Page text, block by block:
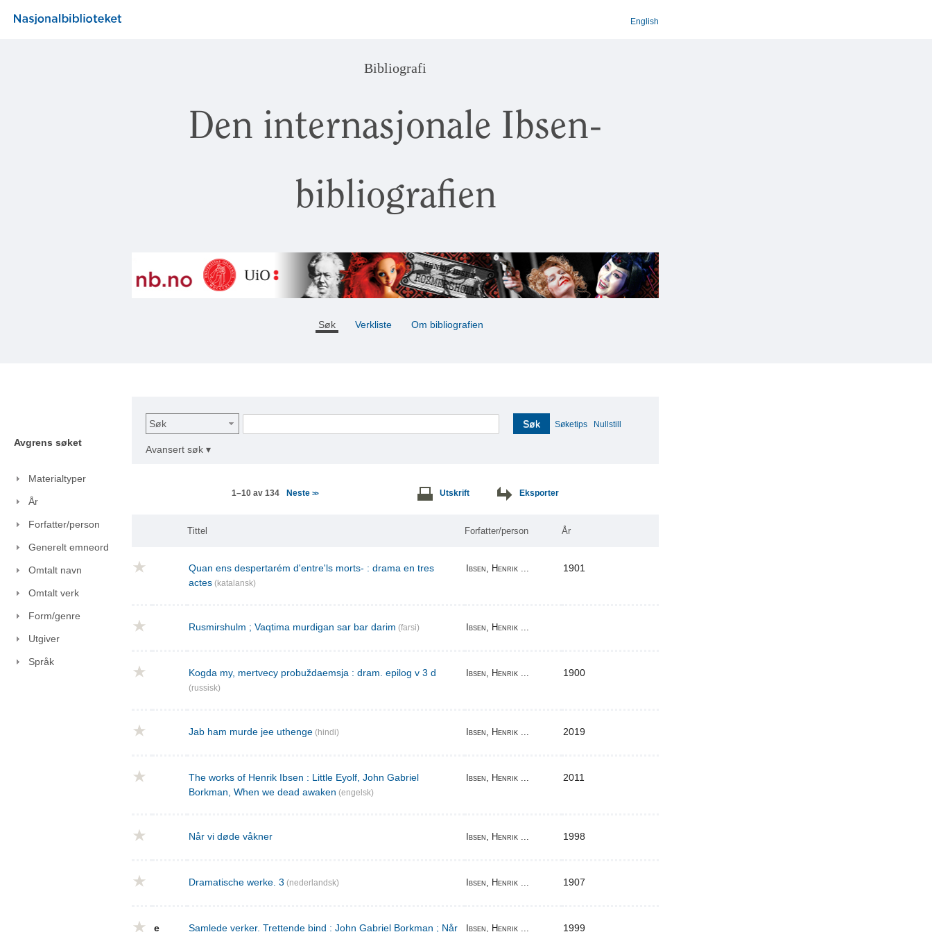
English
Bibliografi
Den internasjonale Ibsen-
bibliografien
Søk Verkliste Om bibliografien
Avgrens søket
Materialtyper
År
Forfatter/person
Generelt emneord
Omtalt navn
Omtalt verk
Form/genre
Utgiver
Språk
Søk Søk Søketips Nullstill
Avansert søk ▾
1–10 av 134 Neste >> Utskrift Eksporter
Tittel Forfatter/person År
Quan ens despertarém d'entre'ls morts- : drama en tres
actes (katalansk)
Ibsen, Henrik ... 1901
Rusmirshulm ; Vaqtima murdigan sar bar darim (farsi) Ibsen, Henrik ...
Kogda my, mertvecy probuždaemsja : dram. epilog v 3 d
(russisk)
Ibsen, Henrik ... 1900
Jab ham murde jee uthenge (hindi) Ibsen, Henrik ... 2019
The works of Henrik Ibsen : Little Eyolf, John Gabriel
Borkman, When we dead awaken (engelsk)
Ibsen, Henrik ... 2011
Når vi døde våkner Ibsen, Henrik ... 1998
Dramatische werke. 3 (nederlandsk) Ibsen, Henrik ... 1907
e Samlede verker. Trettende bind : John Gabriel Borkman ; Når Ibsen, Henrik ... 1999